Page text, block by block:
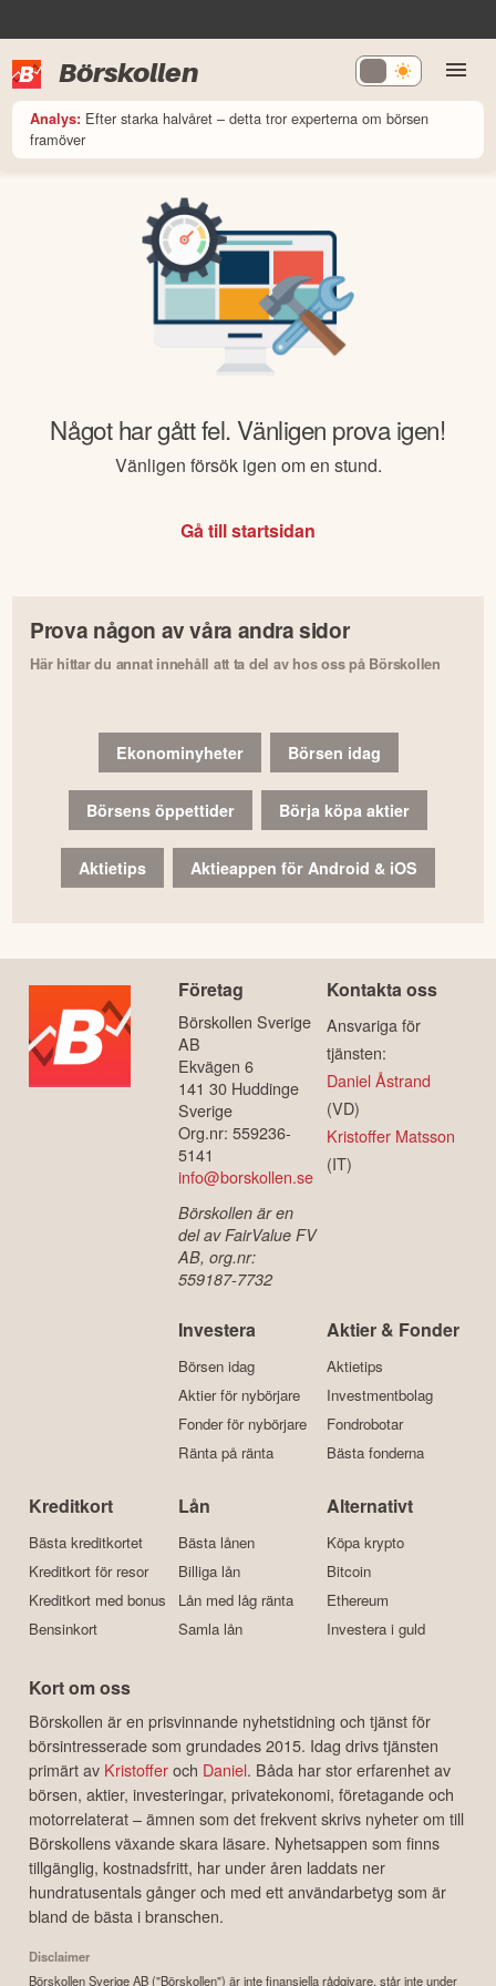
Börskollen
Analys: Efter starka halvåret – detta tror experterna om börsen
framöver
Något har gått fel. Vänligen prova igen!
Vänligen försök igen om en stund.
Gå till startsidan
Prova någon av våra andra sidor
Här hittar du annat innehåll att ta del av hos oss på Börskollen
Ekonominyheter Börsen idag
Börsens öppettider Börja köpa aktier
Aktietips Aktieappen för Android & iOS
Företag
Börskollen Sverige
AB
Ekvägen 6
141 30 Huddinge
Sverige
Org.nr: 559236-
5141
info@borskollen.se
Börskollen är en
del av FairValue FV
AB, org.nr:
559187-7732
Kontakta oss
Ansvariga för
tjänsten:
Daniel Åstrand
(VD)
Kristoffer Matsson
(IT)
Investera
Börsen idag
Aktier för nybörjare
Fonder för nybörjare
Ränta på ränta
Aktier & Fonder
Aktietips
Investmentbolag
Fondrobotar
Bästa fonderna
Kreditkort
Bästa kreditkortet
Kreditkort för resor
Kreditkort med bonus
Bensinkort
Lån
Bästa lånen
Billiga lån
Lån med låg ränta
Samla lån
Alternativt
Köpa krypto
Bitcoin
Ethereum
Investera i guld
Kort om oss
Börskollen är en prisvinnande nyhetstidning och tjänst för
börsintresserade som grundades 2015. Idag drivs tjänsten
primärt av Kristofferoch Daniel. Båda har stor erfarenhet av
börsen, aktier, investeringar, privatekonomi, företagande och
motorrelaterat – ämnen som det frekvent skrivs nyheter om till
Börskollens växande skara läsare. Nyhetsappen som finns
tillgänglig, kostnadsfritt, har under åren laddats ner
hundratusentals gånger och med ett användarbetyg som är
bland de bästa i branschen.
Disclaimer
Börskollen Sverige AB ("Börskollen") är inte finansiella rådgivare, står inte under